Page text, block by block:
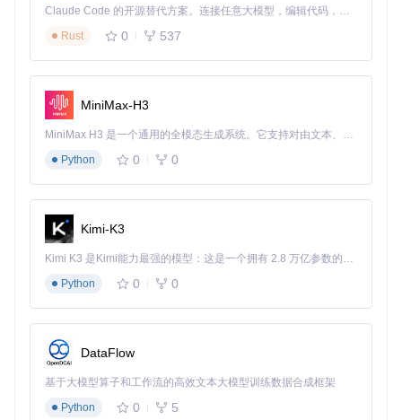
成，没有独立的配置文件。
和最佳实践可能会随时间而演进。
Claude Code 的开源替代方案。连接任意大模型，编辑代码，运行命令，自动验证 — 全自动执行。用 Rust 构建，极致性能。 ｜ An open-source alternative to Claude Code. Connect any LLM, edit code, run commands, and verify changes — autonomously. Built in Rust for speed. Get Started
Rust
0 537
MiniMax-H3
MiniMax H3 是一个通用的全模态生成系统。它支持对由文本、图像、视频和音频组成的多模态上下文进行统一理解，并能生成分辨率高达 2K、时长可达 15 秒的带原生立体声音频的视频。得益于面向任务泛化的系统设计，H3 在预训练阶段就已具备广泛的多模态上下文理解与生成能力，能够出色地执行复杂的多模态指令。
Python
0 0
Kimi-K3
Kimi K3 是Kimi能力最强的模型：这是一个拥有 2.8 万亿参数的混合专家（MoE）模型，具备原生视觉理解能力，并支持 100 万 token 的上下文窗口。
Python
0 0
DataFlow
基于大模型算子和工作流的高效文本大模型训练数据合成框架
Python
0 5